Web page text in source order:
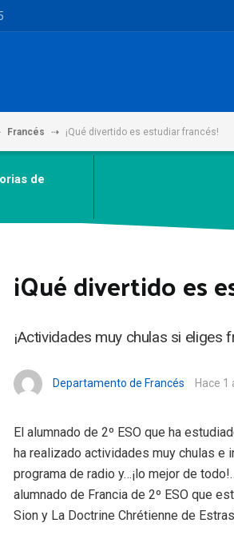
Francés ¡Qué divertido es estudiar francés!
de
¡Qué divertido es
¡Actividades muy chulas si eliges
Departamento de Francés Hace 1
El alumnado de 2º ESO que ha
ha realizado actividades muy chulas e
programa de radio y…¡lo mejor de
alumnado de Francia de 2º ESO que
Sion y La Doctrine Chrétienne de